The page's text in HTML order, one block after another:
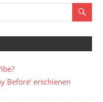
Before‘ erschienen